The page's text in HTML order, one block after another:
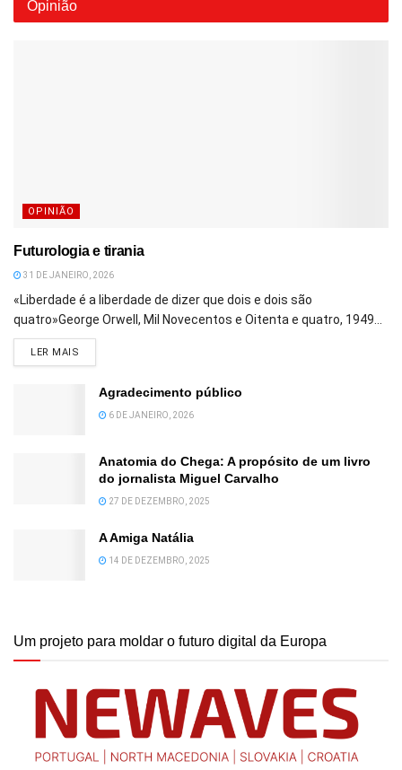
Opinião
OPINIÃO
Futurologia e tirania
31 DE JANEIRO, 2026
«Liberdade é a liberdade de dizer que dois e dois são
quatro»George Orwell, Mil Novecentos e Oitenta e quatro, 1949...
LER MAIS
Agradecimento público
6 DE JANEIRO, 2026
Anatomia do Chega: A propósito de um livro
do jornalista Miguel Carvalho
27 DE DEZEMBRO, 2025
A Amiga Natália
14 DE DEZEMBRO, 2025
Um projeto para moldar o futuro digital da Europa